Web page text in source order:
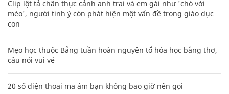
Clip lột tả chân thực cảnh anh trai và em gái như 'chó với
mèo', người tinh ý còn phát hiện một vấn đề trong giáo dục
con
Mẹo học thuộc Bảng tuần hoàn nguyên tố hóa học bằng thơ,
câu nói vui vẻ
20 số điện thoại ma ám bạn không bao giờ nên gọi